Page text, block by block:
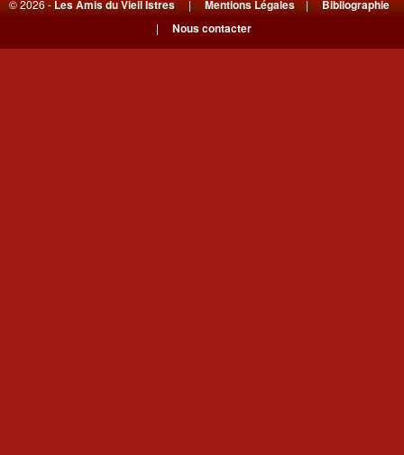
© 2026 -Les Amis du Vieil Istres|Mentions Légales|Bibliographie
| Nous contacter